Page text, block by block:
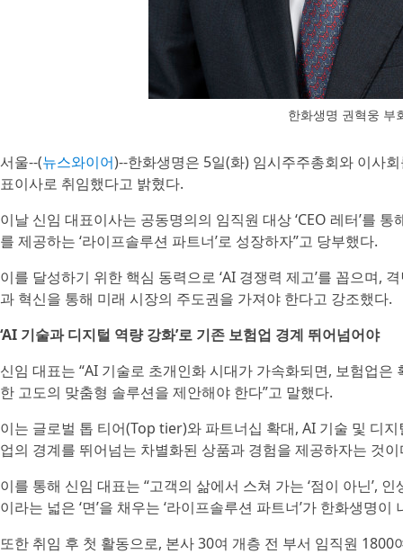
한화생명 권혁웅 부
서울--(뉴스와이어)--한화생명은 5일(화) 임시주주총회와 이사
표이사로 취임했다고 밝혔다.
이날 신임 대표이사는 공동명의의 임직원 대상 ‘CEO 레터’를
를 제공하는 ‘라이프솔루션 파트너’로 성장하자”고 당부했다.
이를 달성하기 위한 핵심 동력으로 ‘AI 경쟁력 제고’를 꼽으며,
과 혁신을 통해 미래 시장의 주도권을 가져야 한다고 강조했다.
‘AI 기술과 디지털 역량 강화’로 기존 보험업 경계 뛰어넘어야
신임 대표는 “AI 기술로 초개인화 시대가 가속화되면, 보험업
한 고도의 맞춤형 솔루션을 제안해야 한다”고 말했다.
이는 글로벌 톱 티어(Top tier)와 파트너십 확대, AI 기술 및 디
업의 경계를 뛰어넘는 차별화된 상품과 경험을 제공하자는 것이
이를 통해 신임 대표는 “고객의 삶에서 스쳐 가는 ‘점이 아닌’,
이라는 넓은 ‘면’을 채우는 ‘라이프솔루션 파트너’가 한화생명
또한 취임 후 첫 활동으로, 본사 30여 개층 전 부서 임직원